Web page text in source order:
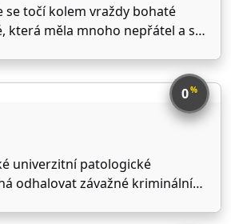
se točí kolem vraždy bohaté
která měla mnoho nepřátel a s
a další jména. Ať už bývalý
Devlin, další členové rodiny i
0%
univerzitní patologické
odhalovat závažné kriminální